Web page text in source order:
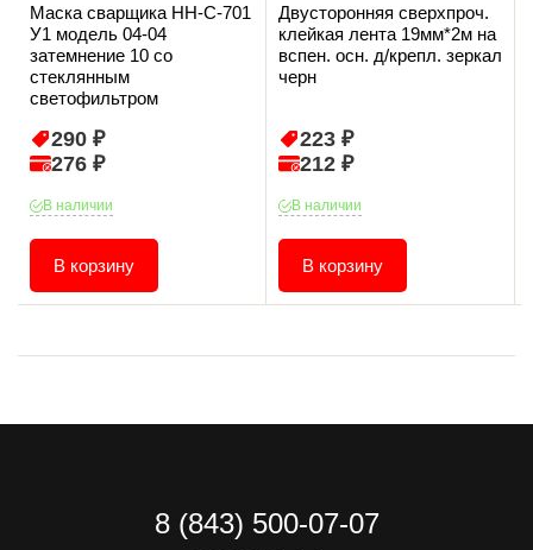
Маска сварщика НН-С-701
У1 модель 04-04
затемнение 10 со
стеклянным
светофильтром
290 ₽
276 ₽
В наличии
В корзину
Двусторонняя сверхпроч.
клейкая лента 19мм*2м на
вспен. осн. д/крепл. зеркал
черн
223 ₽
212 ₽
В наличии
В корзину
8 (843) 500-07-07